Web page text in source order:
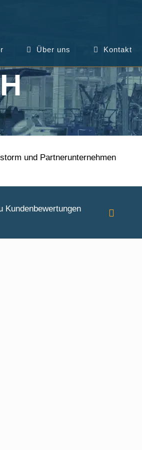
Über uns Kontakt
und Partnerunternehmen
Kundenbewertungen